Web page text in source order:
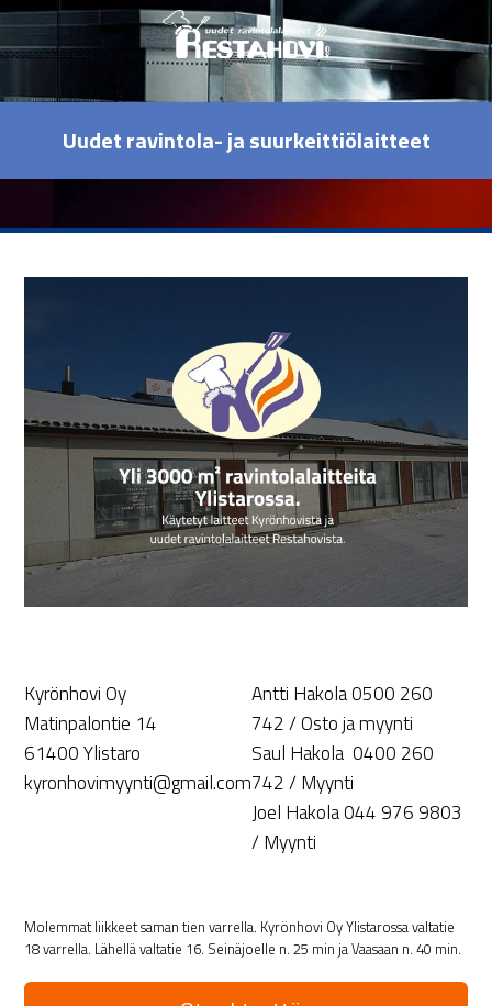
Uudet ravintola- ja suurkeittiölaitteet
Kyrönhovi Oy
Matinpalontie 14
61400 Ylistaro
kyronhovimyynti@gmail.com
Antti Hakola 0500 260
742 / Osto ja myynti
Saul Hakola 0400 260
742 / Myynti
Joel Hakola 044 976 9803
/ Myynti
Molemmat liikkeet saman tien varrella. Kyrönhovi Oy Ylistarossa valtatie
18 varrella. Lähellä valtatie 16. Seinäjoelle n. 25 min ja Vaasaan n. 40 min.